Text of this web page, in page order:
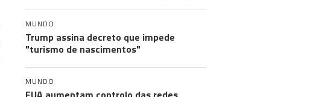
MUNDO
Trump assina decreto que impede
"turismo de nascimentos"
MUNDO